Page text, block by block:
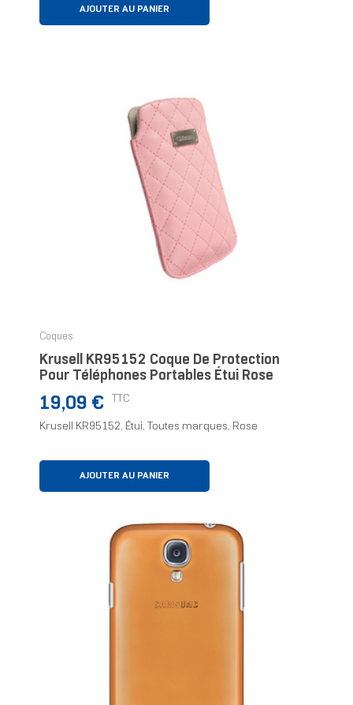
AJOUTER AU PANIER
Coques
Krusell KR95152 Coque De Protection
Pour Téléphones Portables Étui Rose
Prix
19,09 € TTC
Krusell KR95152, Étui, Toutes marques, Rose
AJOUTER AU PANIER